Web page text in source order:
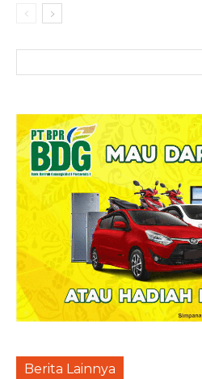
Berita Lainnya